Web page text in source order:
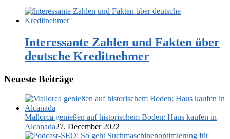
Interessante Zahlen und Fakten über
deutsche Kreditnehmer
Neueste Beiträge
Mallorca genießen auf historischem Boden: Haus kaufen in
Alcanada27. December 2022